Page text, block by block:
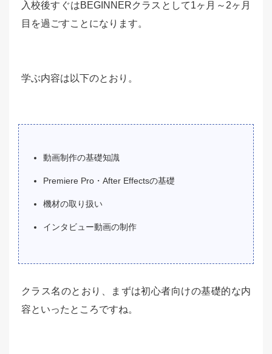
入校後すぐはBEGINNERクラスとして1ヶ月～2ヶ月
目を過ごすことになります。
学ぶ内容は以下のとおり。
動画制作の基礎知識
Premiere Pro・After Effectsの基礎
機材の取り扱い
インタビュー動画の制作
クラス名のとおり、まずは初心者向けの基礎的な内
容といったところですね。